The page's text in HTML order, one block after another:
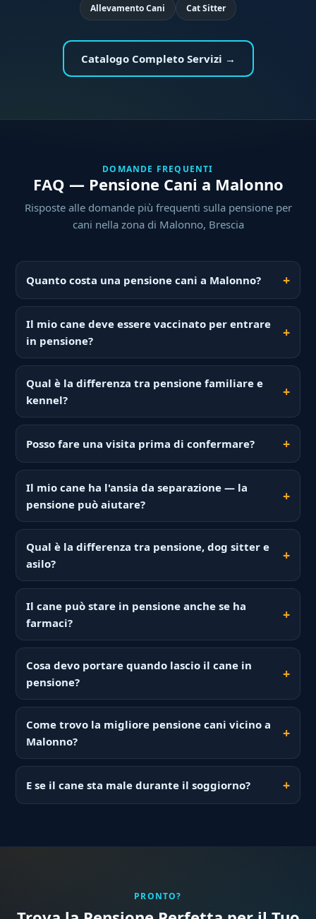
Allevamento Cani Cat Sitter
Catalogo Completo Servizi →
DOMANDE FREQUENTI
FAQ — Pensione Cani a Malonno
Risposte alle domande più frequenti sulla pensione per
cani nella zona di Malonno, Brescia
Quanto costa una pensione cani a Malonno?
Il mio cane deve essere vaccinato per entrare
in pensione?
Qual è la differenza tra pensione familiare e
kennel?
Posso fare una visita prima di confermare?
Il mio cane ha l'ansia da separazione — la
pensione può aiutare?
Qual è la differenza tra pensione, dog sitter e
asilo?
Il cane può stare in pensione anche se ha
farmaci?
Cosa devo portare quando lascio il cane in
pensione?
Come trovo la migliore pensione cani vicino a
Malonno?
E se il cane sta male durante il soggiorno?
PRONTO?